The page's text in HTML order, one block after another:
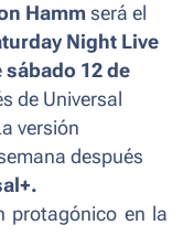
Hamm será el
Night Live
sábado 12 de
de Universal
versión
después
protagónico en la